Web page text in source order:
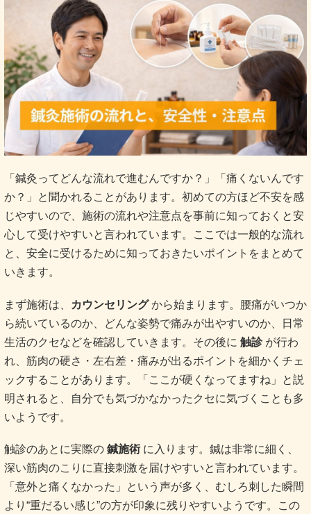
「鍼灸ってどんな流れで進むんですか？」「痛くないんです
か？」と聞かれることがあります。初めての方ほど不安を感
じやすいので、施術の流れや注意点を事前に知っておくと安
心して受けやすいと言われています。ここでは一般的な流れ
と、安全に受けるために知っておきたいポイントをまとめて
いきます。
まず施術は、 カウンセリングから始まります。腰痛がいつか
ら続いているのか、どんな姿勢で痛みが出やすいのか、日常
生活のクセなどを確認していきます。その後に 触診が行わ
れ、筋肉の硬さ・左右差・痛みが出るポイントを細かくチェ
ックすることがあります。「ここが硬くなってますね」と説
明されると、自分でも気づかなかったクセに気づくことも多
いようです。
触診のあとに実際の 鍼施術 に入ります。鍼は非常に細く、
深い筋肉のこりに直接刺激を届けやすいと言われています。
「意外と痛くなかった」という声が多く、むしろ刺した瞬間
より“重だるい感じ”の方が印象に残りやすいようです。この